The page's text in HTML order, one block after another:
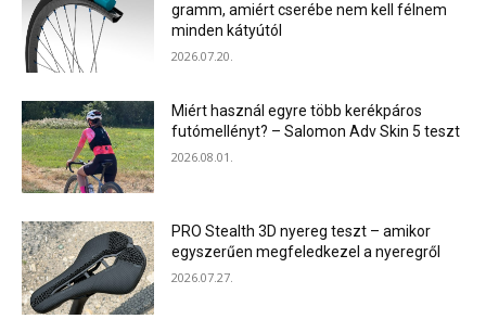
gramm, amiért cserébe nem kell félnem
minden kátyútól
2026.07.20.
Miért használ egyre több kerékpáros
futómellényt? – Salomon Adv Skin 5 teszt
2026.08.01.
PRO Stealth 3D nyereg teszt – amikor
egyszerűen megfeledkezel a nyeregről
2026.07.27.